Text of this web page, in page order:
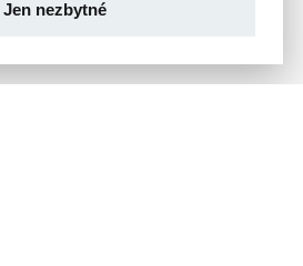
Jen nezbytné